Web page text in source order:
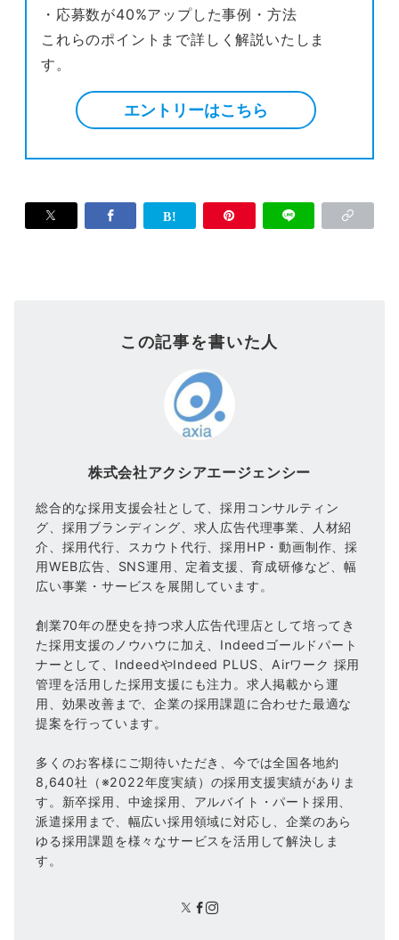
・応募数が40%アップした事例・方法
これらのポイントまで詳しく解説いたしま
す。
エントリーはこちら
この記事を書いた人
株式会社アクシアエージェンシー
総合的な採用支援会社として、採用コンサルティン
グ、採用ブランディング、求人広告代理事業、人材紹
介、採用代行、スカウト代行、採用HP・動画制作、採
用WEB広告、SNS運用、定着支援、育成研修など、幅
広い事業・サービスを展開しています。
創業70年の歴史を持つ求人広告代理店として培ってき
た採用支援のノウハウに加え、Indeedゴールドパート
ナーとして、IndeedやIndeed PLUS、Airワーク 採用
管理を活用した採用支援にも注力。求人掲載から運
用、効果改善まで、企業の採用課題に合わせた最適な
提案を行っています。
多くのお客様にご期待いただき、今では全国各地約
8,640社（※2022年度実績）の採用支援実績がありま
す。新卒採用、中途採用、アルバイト・パート採用、
派遣採用まで、幅広い採用領域に対応し、企業のあら
ゆる採用課題を様々なサービスを活用して解決しま
す。